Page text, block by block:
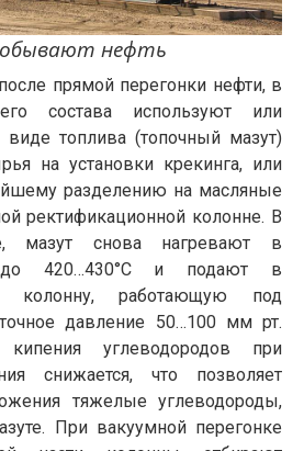
нефть
прямой перегонки нефти, в
состава используют или
виде топлива (топочный мазут)
на установки крекинга, или
разделению на масляные
ректификационной колонне. В
мазут снова нагревают в
до 420…430°С и подают в
колонну, работающую под
давление 50…100 мм рт.
кипения углеводородов при
снижается, что позволяет
тяжелые углеводороды,
При вакуумной перегонке